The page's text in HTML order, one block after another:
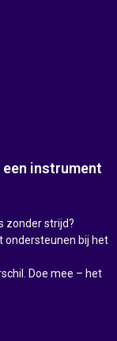
een instrument
zonder strijd?
ondersteunen bij het
Doe mee – het